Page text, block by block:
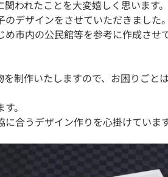
われたことを大変嬉しく思います。
デザインをさせていただきました。
市内の公民館等を参考に作成させ
制作いたしますので、お困りごと
。
合うデザイン作りを心掛けています